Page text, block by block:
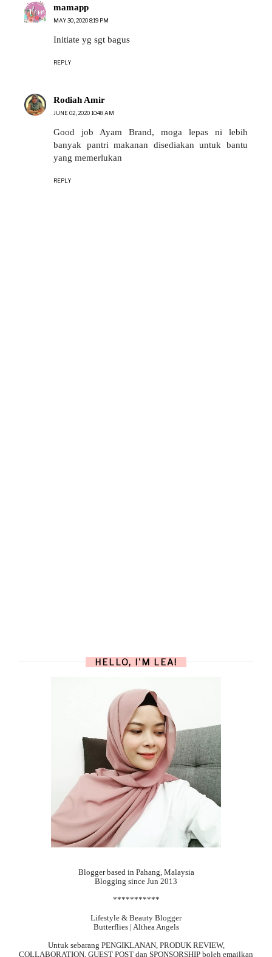
mamapp
MAY 30, 2020 8:19 PM
Initiate yg sgt bagus
REPLY
Rodiah Amir
JUNE 02, 2020 10:48 AM
Good job Ayam Brand, moga lepas ni lebih
banyak pantri makanan disediakan untuk bantu
yang memerlukan
REPLY
HELLO, I'M LEA!
Blogger based in Pahang, Malaysia
Blogging since Jun 2013
***********
Lifestyle & Beauty Blogger
Butterflies | Althea Angels
Untuk sebarang PENGIKLANAN, PRODUK REVIEW,
COLLABORATION, GUEST POST dan SPONSORSHIP boleh emailkan